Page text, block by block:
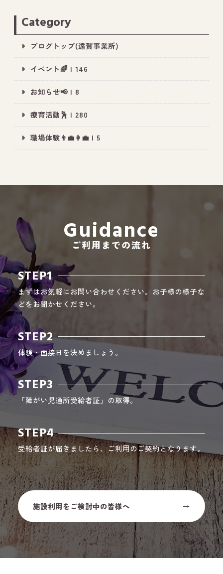
Category
ブログトップ(遠賀事業所)
イベント🌈 | 146
お知らせ📢 | 8
療育活動🕺 | 280
職場体験👨‍💼👩‍💼 | 5
Guidance
ご利用までの流れ
STEP1
まずはお気軽にお問い合わせください。お子様の様子な
どをお聞かせください。
STEP2
体験・面接日を決めましょう。
STEP3
「障がい児通所受給者証」の取得。
STEP4
受給者証が届きましたら、ご利用のご契約となります。
施設利用をご検討中の皆様へ